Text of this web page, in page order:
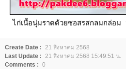
ไก่เนื้อนุ่มราดด้วยซอสรสกลมกล่อ
Create Date : 21 สิงหาคม 2568
Last Update : 21 สิงหาคม 2568 15:49:51 น.
Comments : 0